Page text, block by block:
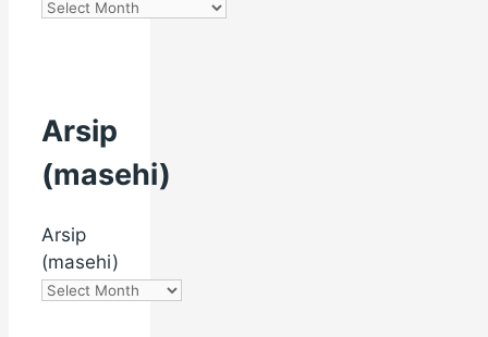
Arsip
(masehi)
Arsip
(masehi)